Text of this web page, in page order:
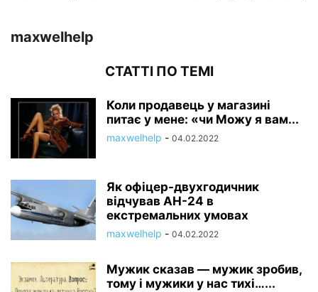
maxwelhelp
СТАТТІ ПО ТЕМІ
Коли продавець у магазині
питає у мене: «чи Можу я вам...
maxwelhelp - 04.02.2022
Як офіцер-двухгодичник
відчував АН-24 в
екстремальних умовах
maxwelhelp - 04.02.2022
Мужик сказав — мужик зробив,
тому і мужики у нас тихі…...